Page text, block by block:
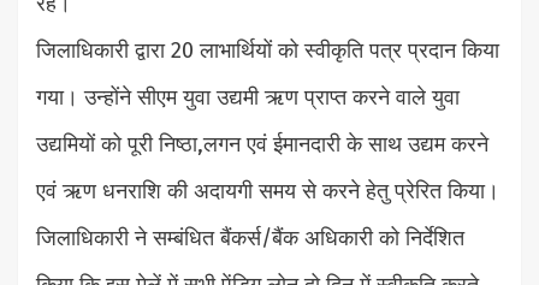
जिलाधिकारी द्वारा 20 लाभार्थियों को स्वीकृति पत्र प्रदान किया
गया। उन्होंने सीएम युवा उद्यमी ऋण प्राप्त करने वाले युवा
उद्यमियों को पूरी निष्ठा,लगन एवं ईमानदारी के साथ उद्यम करने
एवं ऋण धनराशि की अदायगी समय से करने हेतु प्रेरित किया।
जिलाधिकारी ने सम्बंधित बैंकर्स/बैंक अधिकारी को निर्देशित